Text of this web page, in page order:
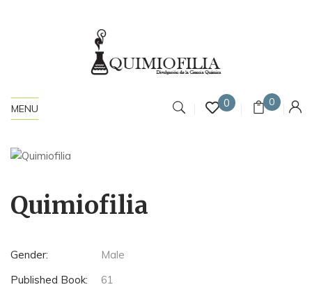
MENU 0 0
Quimiofilia
Gender:
Male
Published Book:
61